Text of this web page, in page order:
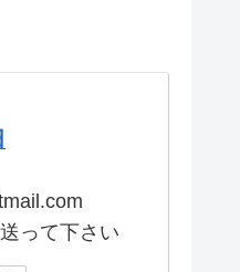
って下さい